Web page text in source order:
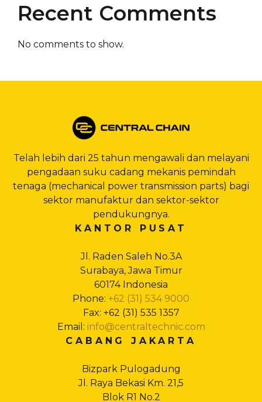
Recent Comments
No comments to show.
Telah lebih dari 25 tahun mengawali dan melayani
pengadaan suku cadang mekanis pemindah
tenaga (mechanical power transmission parts) bagi
sektor manufaktur dan sektor-sektor
pendukungnya.
KANTOR PUSAT
Jl. Raden Saleh No.3A
Surabaya, Jawa Timur
60174 Indonesia
Phone: +62 (31) 534 9000
Fax: +62 (31) 535 1357
Email: info@centraltechnic.com
CABANG JAKARTA
Bizpark Pulogadung
Jl. Raya Bekasi Km. 21,5
Blok R1 No.2